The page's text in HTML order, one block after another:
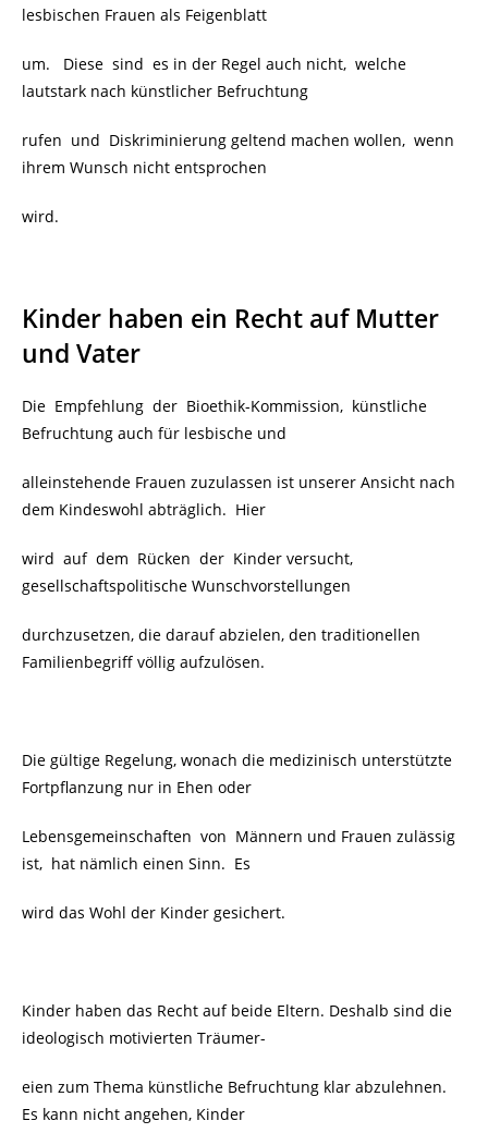
lesbischen Frauen als Feigenblatt
um. Diese sind es in der Regel auch nicht, welche
lautstark nach künstlicher Befruchtung
rufen und Diskriminierung geltend machen wollen, wenn
ihrem Wunsch nicht entsprochen
wird.
Kinder haben ein Recht auf Mutter
und Vater
Die Empfehlung der Bioethik-Kommission, künstliche
Befruchtung auch für lesbische und
alleinstehende Frauen zuzulassen ist unserer Ansicht nach
dem Kindeswohl abträglich. Hier
wird auf dem Rücken der Kinder versucht,
gesellschaftspolitische Wunschvorstellungen
durchzusetzen, die darauf abzielen, den traditionellen
Familienbegriff völlig aufzulösen.
Die gültige Regelung, wonach die medizinisch unterstützte
Fortpflanzung nur in Ehen oder
Lebensgemeinschaften von Männern und Frauen zulässig
ist, hat nämlich einen Sinn. Es
wird das Wohl der Kinder gesichert.
Kinder haben das Recht auf beide Eltern. Deshalb sind die
ideologisch motivierten Träumer-
eien zum Thema künstliche Befruchtung klar abzulehnen.
Es kann nicht angehen, Kinder